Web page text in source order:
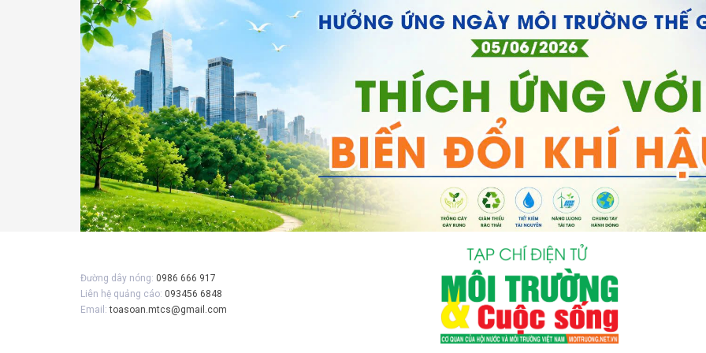
Đường dây nóng: 0986 666 917
Liên hệ quảng cáo: 093456 6848
Email:toasoan.mtcs@gmail.com
Gửi bình luận